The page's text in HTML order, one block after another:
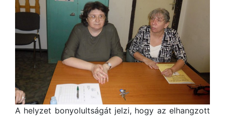
A helyzet bonyolultságát jelzi, hogy az elhangzott